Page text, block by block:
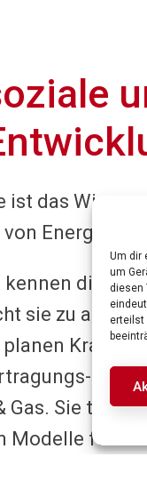
Um dir
um
diesen
erteilst
das Wissen,
Energie
kennen die
sie zu
Sie
für die